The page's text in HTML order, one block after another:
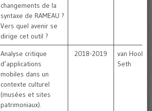
changements de la
syntaxe de RAMEAU ?
Vers quel avenir se
dirige cet outil ?
Analyse critique
d’applications
mobiles dans un
contexte culturel
(musées et sites
patrimoniaux).
2018-2019
van
Seth